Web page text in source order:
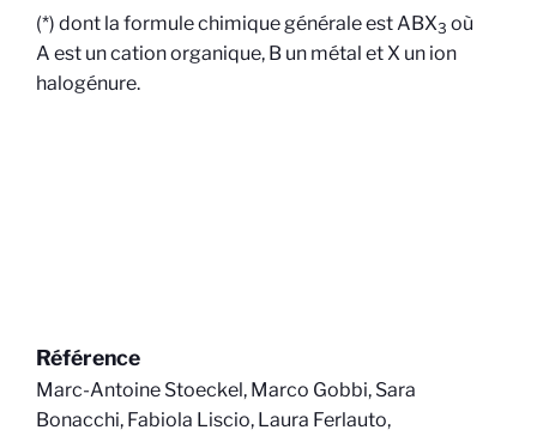
(*) dont la formule chimique générale est ABX3 où
A est un cation organique, B un métal et X un ion
halogénure.
Référence
Marc-Antoine Stoeckel, Marco Gobbi, Sara
Bonacchi, Fabiola Liscio, Laura Ferlauto,